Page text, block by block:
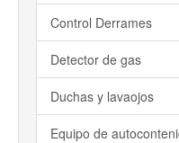
Control Derrames
Detector de gas
Duchas y lavaojos
Equipo de